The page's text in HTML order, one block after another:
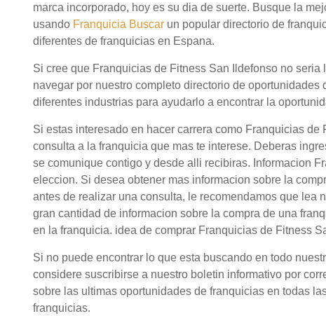
marca incorporado, hoy es su dia de suerte. Busque la
usando Franquicia Buscar un popular directorio de
diferentes de franquicias en Espana.
Si cree que Franquicias de Fitness San Ildefonso no
navegar por nuestro completo directorio de
diferentes industrias para ayudarlo a encontrar la
Si estas interesado en hacer carrera como Franquicias
consulta a la franquicia que mas te interese. Deberas
se comunique contigo y desde alli recibiras. Informacion
eleccion. Si desea obtener mas informacion sobre la
antes de realizar una consulta, le recomendamos que lea
gran cantidad de informacion sobre la compra de una
en la franquicia. idea de comprar Franquicias de Fitness
Si no puede encontrar lo que esta buscando en todo
considere suscribirse a nuestro boletin informativo por
sobre las ultimas oportunidades de franquicias en todas
franquicias.